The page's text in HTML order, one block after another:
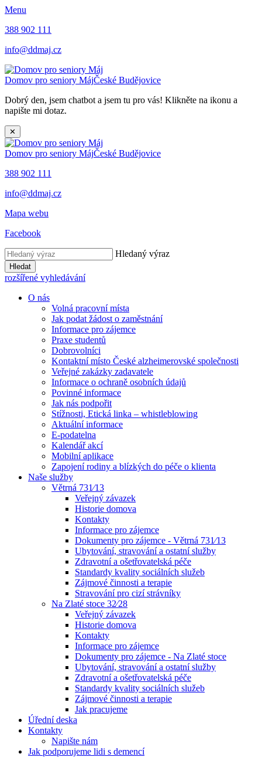
Menu
388 902 111
info@ddmaj.cz
Domov pro seniory MájČeské Budějovice
Dobrý den, jsem chatbot a jsem tu pro vás! Klikněte na ikonu a
napište mi dotaz.
✕
Domov pro seniory MájČeské Budějovice
388 902 111
info@ddmaj.cz
Mapa webu
Facebook
Hledaný výraz
Hledat
rozšířené vyhledávání
O nás
Volná pracovní místa
Jak podat žádost o zaměstnání
Informace pro zájemce
Praxe studentů
Dobrovolníci
Kontaktní místo České alzheimerovské společnosti
Veřejné zakázky zadavatele
Informace o ochraně osobních údajů
Povinné informace
Jak nás podpořit
Stížnosti, Etická linka – whistleblowing
Aktuální informace
E-podatelna
Kalendář akcí
Mobilní aplikace
Zapojení rodiny a blízkých do péče o klienta
Naše služby
Větrná 731⁄13
Veřejný závazek
Historie domova
Kontakty
Informace pro zájemce
Dokumenty pro zájemce - Větrná 731⁄13
Ubytování, stravování a ostatní služby
Zdravotní a ošetřovatelská péče
Standardy kvality sociálních služeb
Zájmové činnosti a terapie
Stravování pro cizí strávníky
Na Zlaté stoce 32⁄28
Veřejný závazek
Historie domova
Kontakty
Informace pro zájemce
Dokumenty pro zájemce - Na Zlaté stoce
Ubytování, stravování a ostatní služby
Zdravotní a ošetřovatelská péče
Standardy kvality sociálních služeb
Zájmové činnosti a terapie
Jak pracujeme
Úřední deska
Kontakty
Napište nám
Jak podporujeme lidi s demencí